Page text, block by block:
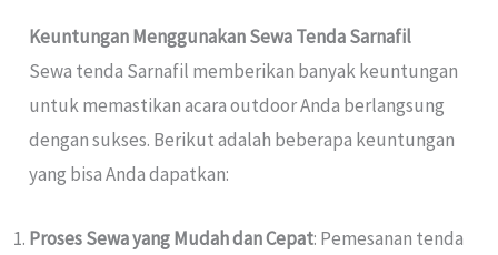
Keuntungan Menggunakan Sewa Tenda Sarnafil
Sewa tenda Sarnafil memberikan banyak keuntungan
untuk memastikan acara outdoor Anda berlangsung
dengan sukses. Berikut adalah beberapa keuntungan
yang bisa Anda dapatkan:
Proses Sewa yang Mudah dan Cepat: Pemesanan tenda